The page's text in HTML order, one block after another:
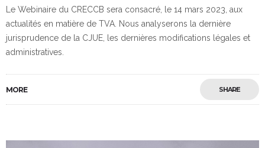
Le Webinaire du CRECCB sera consacré, le 14 mars 2023, aux
actualités en matière de TVA. Nous analyserons la dernière
jurisprudence de la CJUE, les dernières modifications légales et
administratives.
MORE SHARE